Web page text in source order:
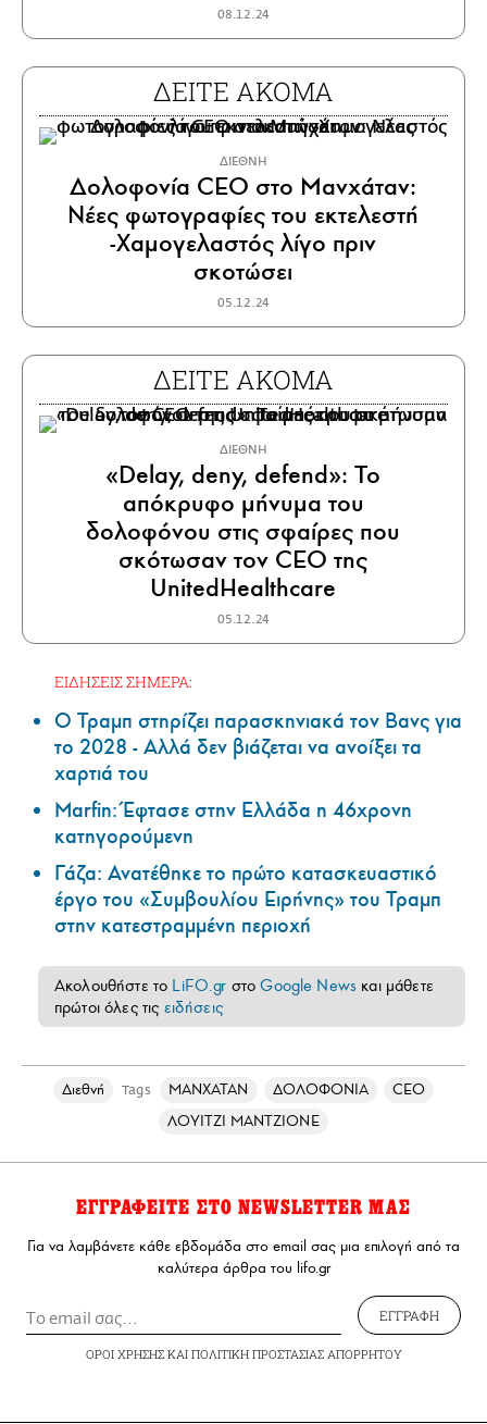
08.12.24
ΔΕΙΤΕ ΑΚΟΜΑ
ΔΙΕΘΝΗ
Δολοφονία CEO στο Μανχάταν:
Νέες φωτογραφίες του εκτελεστή
-Χαμογελαστός λίγο πριν
σκοτώσει
05.12.24
ΔΕΙΤΕ ΑΚΟΜΑ
ΔΙΕΘΝΗ
«Delay, deny, defend»: Το
απόκρυφο μήνυμα του
δολοφόνου στις σφαίρες που
σκότωσαν τον CEO της
UnitedHealthcare
05.12.24
ΕΙΔΗΣΕΙΣ ΣΗΜΕΡΑ:
Ο Τραμπ στηρίζει παρασκηνιακά τον Βανς για
το 2028 - Αλλά δεν βιάζεται να ανοίξει τα
χαρτιά του
Marfin: Έφτασε στην Ελλάδα η 46χρονη
κατηγορούμενη
Γάζα: Ανατέθηκε το πρώτο κατασκευαστικό
έργο του «Συμβουλίου Ειρήνης» του Τραμπ
στην κατεστραμμένη περιοχή
Ακολουθήστε το LiFO.gr στοGoogle News και μάθετε
πρώτοι όλες τις ειδήσεις
Διεθνή Tags ΜΑΝΧΑΤΑΝ ΔΟΛΟΦΟΝΙΑ
CEO
ΛΟΥΙΤΖΙ ΜΑΝΤΖΙΟΝΕ
ΕΓΓΡΑΦΕΙΤΕ ΣΤΟ NEWSLETTER ΜΑΣ
Για να λαμβάνετε κάθε εβδομάδα στο email σας μια επιλογή από τα
καλύτερα άρθρα του lifo.gr
ΕΓΓΡΑΦΗ
ΟΡΟΙ ΧΡΗΣΗΣΚΑΙ ΠΟΛΙΤΙΚΗ ΠΡΟΣΤΑΣΙΑΣ ΑΠΟΡΡΗΤΟΥ